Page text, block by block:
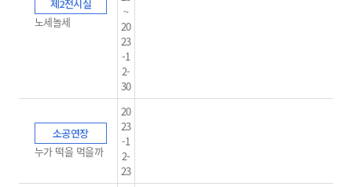
제2전시실
노세놀세
~
20
23
-1
2-
30
소공연장
누가 떡을 먹을까
20
23
-1
2-
23